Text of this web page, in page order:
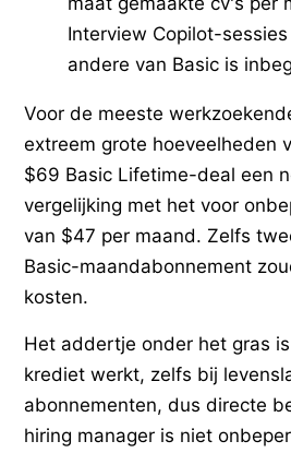
Interview Copilot-
andere van Basic is
Voor de meeste
extreem grote hoeveelheden
$69 Basic Lifetime-deal een
vergelijking met het voor
van $47 per maand. Zelfs
Basic-maandabonnement
kosten.
Het addertje onder het gras
krediet werkt, zelfs bij
abonnementen, dus directe
hiring manager is niet